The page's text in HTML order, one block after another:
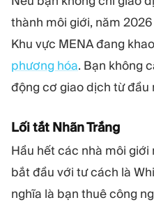
thành môi giới, năm
Khu vực MENA đang
phương hóa. Bạn không
động cơ giao dịch từ đầu
Lối tắt Nhãn Trắng
Hầu hết các nhà môi giới
bắt đầu với tư cách là
nghĩa là bạn thuê công